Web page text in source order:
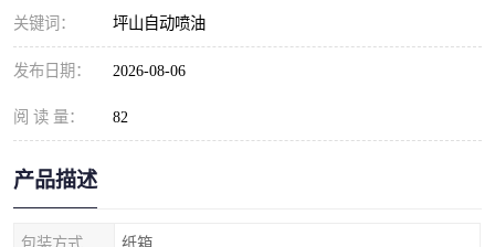
关键词： 坪山自动喷油
发布日期： 2026-08-06
阅 读 量： 82
产品描述